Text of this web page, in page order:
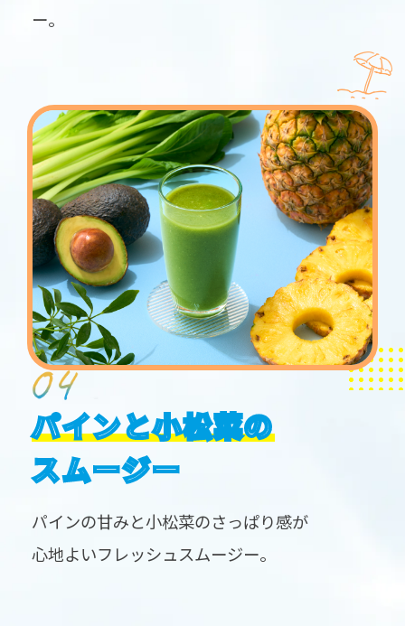
ー。
パインと小松菜の
スムージー
パインの甘みと小松菜のさっぱり感が
心地よいフレッシュスムージー。